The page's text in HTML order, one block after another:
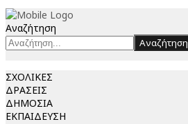
Αναζήτηση
Αναζήτηση
ΣΧΟΛΙΚΕΣ
ΔΡΑΣΕΙΣ
ΔΗΜΟΣΙΑ
ΕΚΠΑΙΔΕΥΣΗ